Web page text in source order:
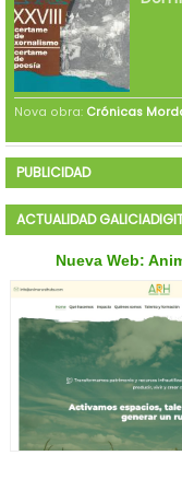
PUBLICIDAD
ACTUALIDAD